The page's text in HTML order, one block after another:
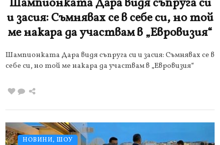
Шампионката Дара видя съпруга си
и засия: Съмнявах се в себе си, но той
ме накара да участвам в „Евровизия“
Шампионката Дара видя съпруга си и засия: Съмнявах се в
себе си, но той ме накара да участвам в „Евровизия“
НОВИНИ, ШОУ